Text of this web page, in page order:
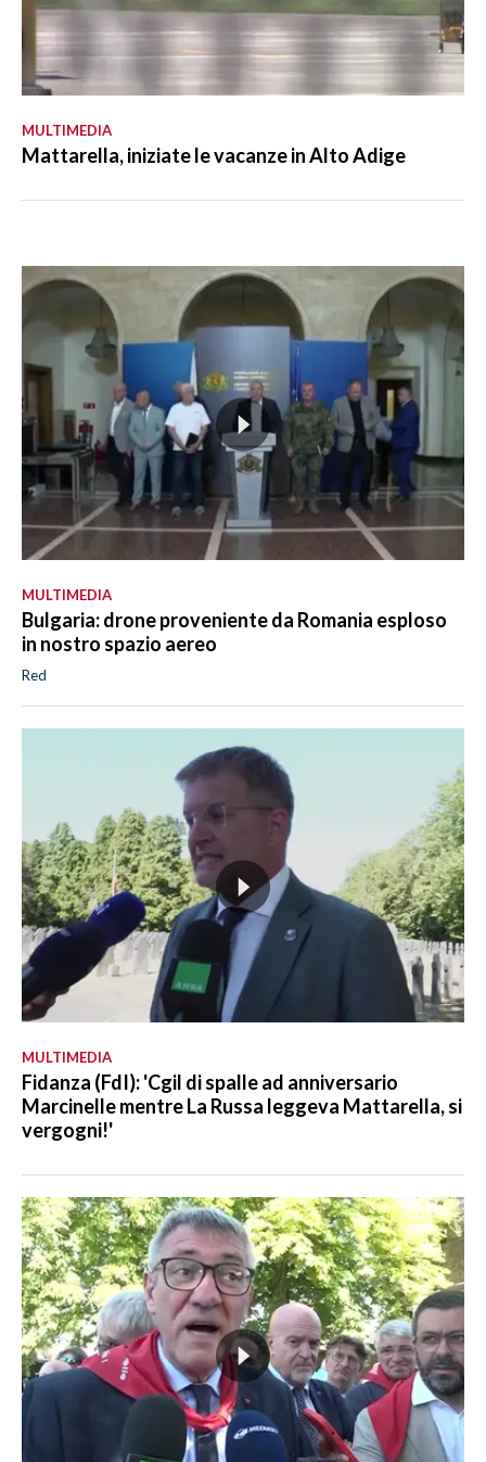
MULTIMEDIA
Mattarella, iniziate le vacanze in Alto Adige
MULTIMEDIA
Bulgaria: drone proveniente da Romania esploso
in nostro spazio aereo
Red
MULTIMEDIA
Fidanza (FdI): 'Cgil di spalle ad anniversario
Marcinelle mentre La Russa leggeva Mattarella, si
vergogni!'